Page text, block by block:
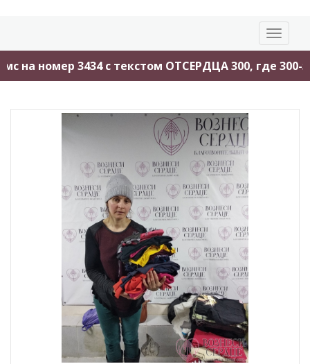
Toggle
на номер 3434 с текстом ОТСЕРДЦА 300, где 300-